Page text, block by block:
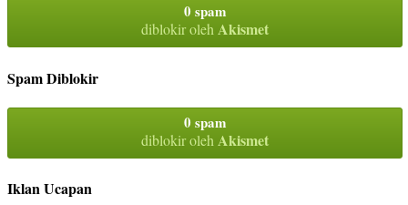
0 spam
diblokir olehAkismet
Spam Diblokir
0 spam
diblokir oleh Akismet
Iklan Ucapan